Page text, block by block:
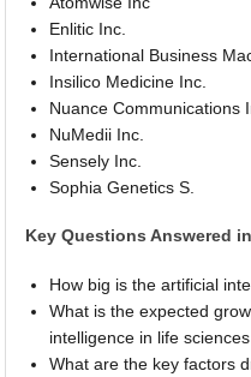
Enlitic Inc.
International Business
Insilico Medicine Inc.
Nuance Communications
NuMedii Inc.
Sensely Inc.
Sophia Genetics S.
Key Questions Answered
How big is the artificial
What is the expected
intelligence in life
What are the key factors